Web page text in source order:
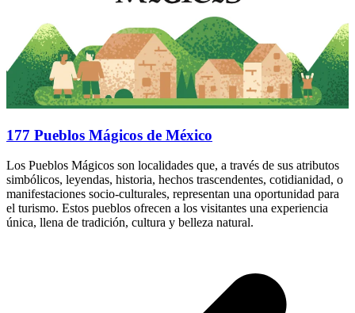
177 Pueblos Mágicos de México
Los Pueblos Mágicos son localidades que, a través de sus atributos
simbólicos, leyendas, historia, hechos trascendentes, cotidianidad, o
manifestaciones socio-culturales, representan una oportunidad para
el turismo. Estos pueblos ofrecen a los visitantes una experiencia
única, llena de tradición, cultura y belleza natural.